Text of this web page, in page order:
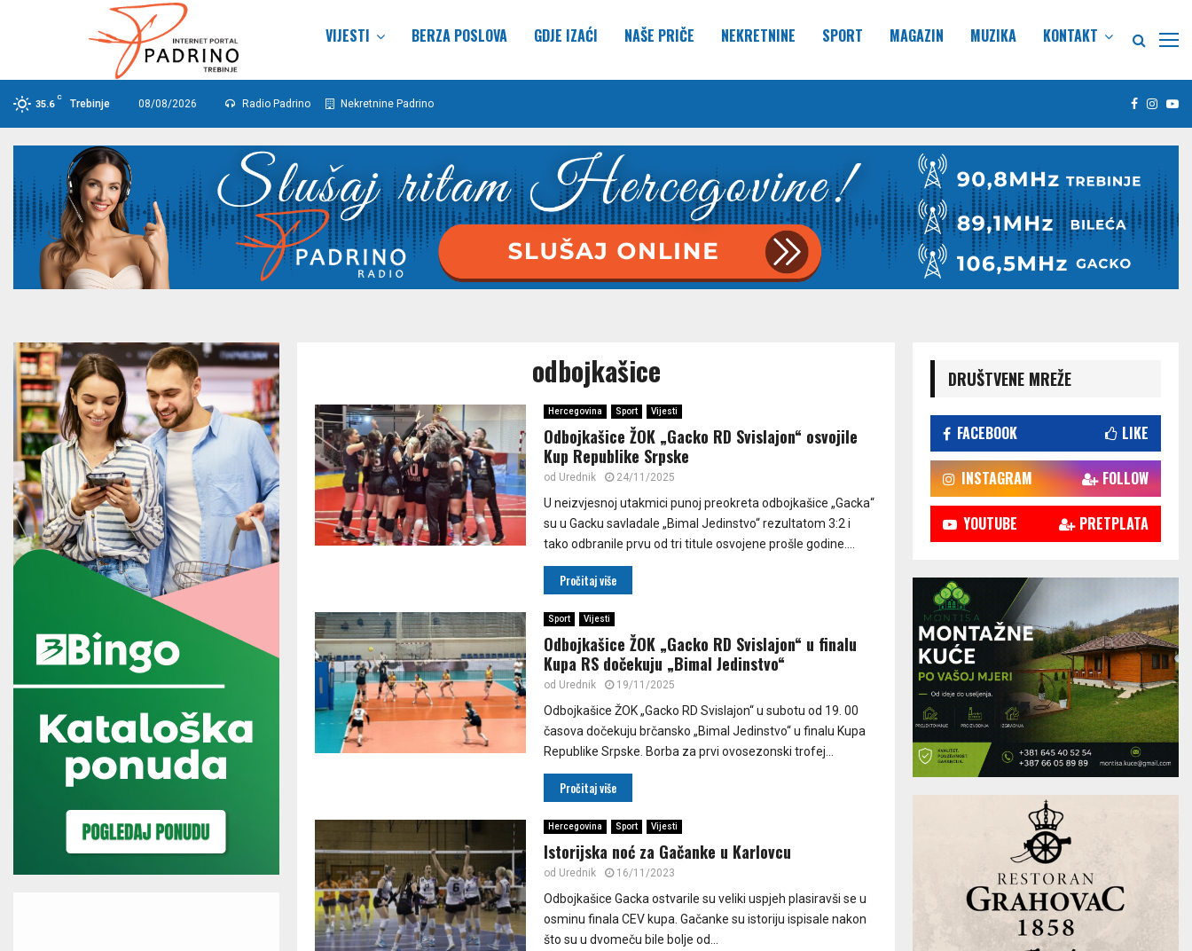
VIJESTI BERZA POSLOVA GDJE IZAĆI NAŠE PRIČE NEKRETNINE SPORT MAGAZIN MUZIKA KONTAKT
35.6
C
Trebinje 08/08/2026 Radio Padrino Nekretnine Padrino Facebook
odbojkašice
Hercegovina Sport Vijesti
Odbojkašice ŽOK „Gacko RD Svislajon“ osvojile
Kup Republike Srpske
od Urednik 24/11/2025
U neizvjesnoj utakmici punoj preokreta odbojkašice „Gacka“
su u Gacku savladale „Bimal Jedinstvo“ rezultatom 3:2 i
tako odbranile prvu od tri titule osvojene prošle godine....
Pročitaj više
Sport Vijesti
Odbojkašice ŽOK „Gacko RD Svislajon“ u finalu
Kupa RS dočekuju „Bimal Jedinstvo“
od Urednik 19/11/2025
Odbojkašice ŽOK „Gacko RD Svislajon“ u subotu od 19. 00
časova dočekuju brčansko „Bimal Jedinstvo“ u finalu Kupa
Republike Srpske. Borba za prvi ovosezonski trofej...
Pročitaj više
Hercegovina Sport Vijesti
Istorijska noć za Gačanke u Karlovcu
od Urednik 16/11/2023
Odbojkašice Gacka ostvarile su veliki uspjeh plasiravši se u
osminu finala CEV kupa. Gačanke su istoriju ispisale nakon
što su u dvomeču bile bolje od...
DRUŠTVENE MREŽE
FACEBOOK LIKE
INSTAGRAM FOLLOW
YOUTUBE PRETPLATA